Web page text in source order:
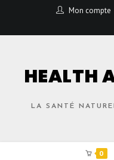
Mon compte
HEALTH
LA SANTÉ
0